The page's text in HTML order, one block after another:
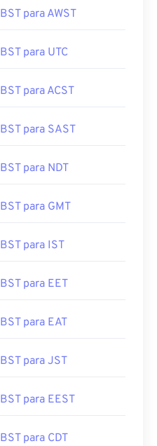
BST para AWST
BST para UTC
BST para ACST
BST para SAST
BST para NDT
BST para GMT
BST para IST
BST para EET
BST para EAT
BST para JST
BST para EEST
BST para CDT